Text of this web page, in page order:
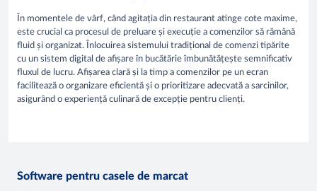
În momentele de vârf, când agitația din restaurant atinge cote maxime,
este crucial ca procesul de preluare și execuție a comenzilor să rămână
fluid și organizat. Înlocuirea sistemului tradițional de comenzi tipărite
cu un sistem digital de afișare în bucătărie îmbunătățește semnificativ
fluxul de lucru. Afișarea clară și la timp a comenzilor pe un ecran
facilitează o organizare eficientă și o prioritizare adecvată a sarcinilor,
asigurând o experiență culinară de excepție pentru clienți.
Software pentru casele de marcat